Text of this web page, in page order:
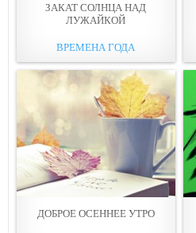
ЗАКАТ СОЛНЦА НАД
ЛУЖАЙКОЙ
ВРЕМЕНА ГОДА
ДОБРОЕ ОСЕННЕЕ УТРО